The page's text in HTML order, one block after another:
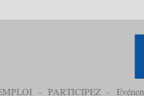
- PARTICIPEZ -